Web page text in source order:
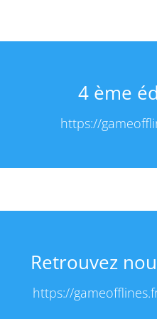
4 ème
https://
Retrouvez
https://